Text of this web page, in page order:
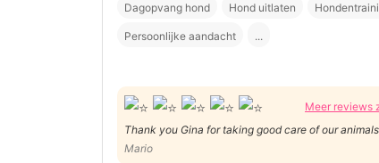
Dagopvang hond Hond uitlaten
Persoonlijke aandacht ...
Meer reviews
Thank you Gina for taking good care of our animals
and keeping us updated!
Mario